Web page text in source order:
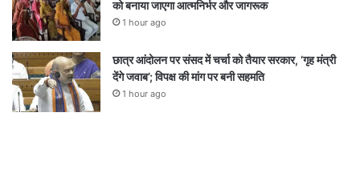
को बनाया जाएगा आत्मनिर्भर और जागरूक
1 hour ago
छात्र आंदोलन पर संसद में चर्चा को तैयार सरकार, ‘गृह मंत्री
देंगे जवाब’; विपक्ष की मांग पर बनी सहमति
1 hour ago